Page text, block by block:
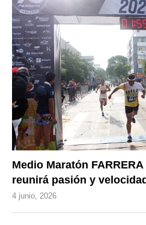
Medio Maratón
reunirá pasión y
4 junio, 2026